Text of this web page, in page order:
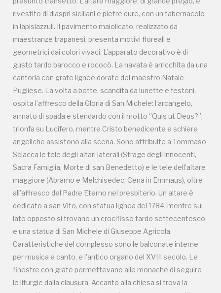
rivestito di diaspri siciliani e pietre dure, con un tabernacolo
in lapislazzuli. Il pavimento maiolicato, realizzato da
maestranze trapanesi, presenta motivi floreali e
geometrici dai colori vivaci. L’apparato decorativo è di
gusto tardo barocco e rococò. La navata è arricchita da una
cantoria con grate lignee dorate del maestro Natale
Pugliese. La volta a botte, scandita da lunette e festoni,
ospita l’affresco della Gloria di San Michele: l’arcangelo,
armato di spada e stendardo con il motto “Quis ut Deus?”,
trionfa su Lucifero, mentre Cristo benedicente e schiere
angeliche assistono alla scena. Sono attribuite a Tommaso
Sciacca le tele degli altari laterali (Strage degli innocenti,
Sacra Famiglia, Morte di san Benedetto) e le tele dell’altare
maggiore (Abramo e Melchisedec, Cena in Emmaus), oltre
all’affresco del Padre Eterno nel presbiterio. Un altare è
dedicato a san Vito, con statua lignea del 1784, mentre sul
lato opposto si trovano un crocifisso tardo settecentesco
e una statua di San Michele di Giuseppe Agricola.
Caratteristiche del complesso sono le balconate interne
per musica e canto, e l’antico organo del XVIII secolo. Le
finestre con grate permettevano alle monache di seguire
le liturgie dalla clausura. Accanto alla chiesa si trova la
angeliche assistono alla scena. Sono attribuite a Tommaso
Sciacca le tele degli altari laterali (Strage degli innocenti,
Sacra Famiglia, Morte di san Benedetto) e le tele dell’altare
maggiore (Abramo e Melchisedec, Cena in Emmaus), oltre
all’affresco del Padre Eterno nel presbiterio. Un altare è
dedicato a san Vito, con statua lignea del 1784, mentre sul
lato opposto si trovano un crocifisso tardo settecentesco
e una statua di San Michele di Giuseppe Agricola.
Caratteristiche del complesso sono le balconate interne
per musica e canto, e l’antico organo del XVIII secolo. Le
finestre con grate permettevano alle monache di seguire
le liturgie dalla clausura. Accanto alla chiesa si trova la
sacrestia con lavatoio settecentesco e un raro crocifisso
composto da materiali misti, risalente tra XIV e XVI secolo,
su croce lignea con tondi di scuola catalana. Sul lato sud si
apre l’aula capitolare con stalli lignei e soffitto affrescato
con l’Ultima Cena del 1789, da cui si accede alla corte
interna con giardino e loggiati rococò. Al piano superiore si
trova il coro delle monache, mentre al piano inferiore è
collocata la statua di San Michele attribuita a Fazio Gagini
(1542), che rappresenta la vittoria sul demonio. Il monastero
comprende anche il dormitorio, il parlatorio e ambienti di
clausura, tra cui un vestibolo dove si acquistano dolci alle